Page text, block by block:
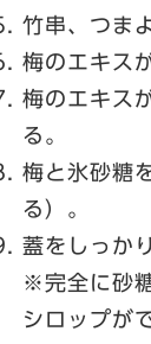
竹串、つま
梅のエキス
梅のエキス
る。
梅と氷砂糖
る）。
蓋をしっか
※完全に砂
シロップが